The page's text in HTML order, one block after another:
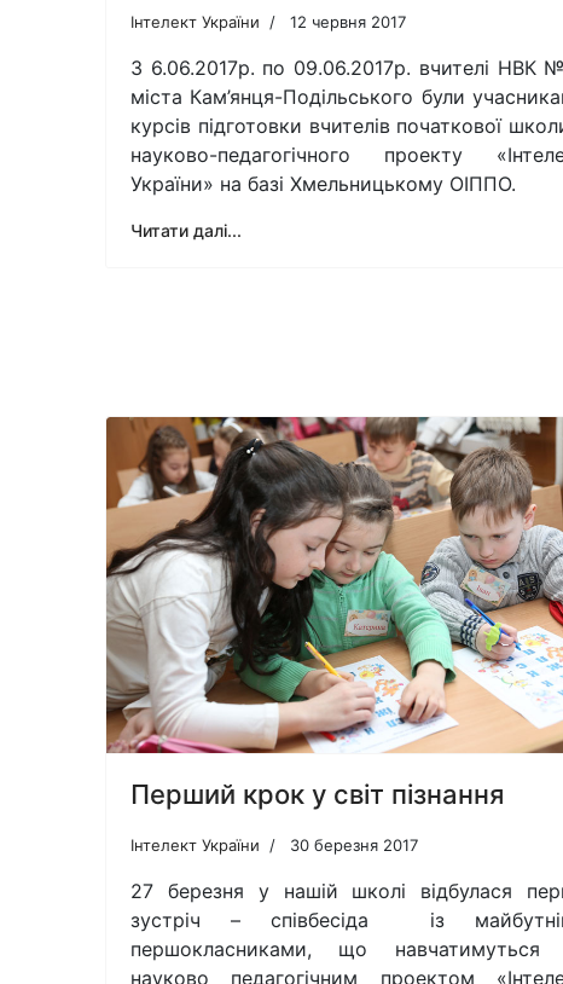
Інтелект України 12 червня 2017
З 6.06.2017р. по 09.06.2017р. вчителі НВК
міста Кам’янця-Подільського були
курсів підготовки вчителів початкової
науково-педагогічного проекту
України» на базі Хмельницькому ОІППО.
Читати далі...
Перший крок у світ пізнання
Інтелект України 30 березня 2017
27 березня у нашій школі відбулася
зустріч – співбесіда із
першокласниками, що навчатимуться
науково педагогічним проектом